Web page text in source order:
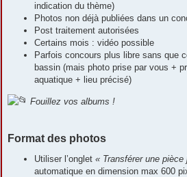
indication du thème)
Photos non déjà publiées dans un
Post traitement autorisées
Certains mois : vidéo possible
Parfois concours plus libre sans que
bassin (mais photo prise par vous +
aquatique + lieu précisé)
Fouillez vos albums !
Format des photos
Utiliser l’onglet « Transférer une pièce
automatique en dimension max 600